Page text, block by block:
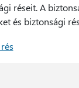
réseit. A
és biztonsági